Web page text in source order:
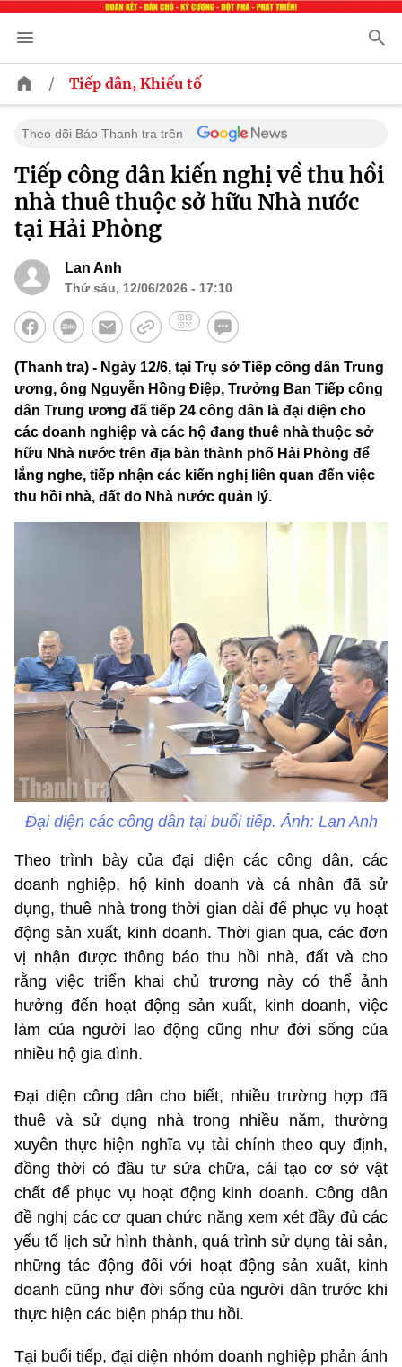
/ Tiếp dân, Khiếu tố
Theo dõi Báo Thanh tra trên
Tiếp công dân kiến nghị về thu hồi
nhà thuê thuộc sở hữu Nhà nước
tại Hải Phòng
Lan Anh
Thứ sáu, 12/06/2026 - 17:10
(Thanh tra) - Ngày 12/6, tại Trụ sở Tiếp công dân Trung
ương, ông Nguyễn Hồng Điệp, Trưởng Ban Tiếp công
dân Trung ương đã tiếp 24 công dân là đại diện cho
các doanh nghiệp và các hộ đang thuê nhà thuộc sở
hữu Nhà nước trên địa bàn thành phố Hải Phòng để
lắng nghe, tiếp nhận các kiến nghị liên quan đến việc
thu hồi nhà, đất do Nhà nước quản lý.
Đại diện các công dân tại buổi tiếp. Ảnh: Lan Anh
Theo trình bày của đại diện các công dân, các
doanh nghiệp, hộ kinh doanh và cá nhân đã sử
dụng, thuê nhà trong thời gian dài để phục vụ hoạt
động sản xuất, kinh doanh. Thời gian qua, các đơn
vị nhận được thông báo thu hồi nhà, đất và cho
rằng việc triển khai chủ trương này có thể ảnh
hưởng đến hoạt động sản xuất, kinh doanh, việc
làm của người lao động cũng như đời sống của
nhiều hộ gia đình.
Đại diện công dân cho biết, nhiều trường hợp đã
thuê và sử dụng nhà trong nhiều năm, thường
xuyên thực hiện nghĩa vụ tài chính theo quy định,
đồng thời có đầu tư sửa chữa, cải tạo cơ sở vật
chất để phục vụ hoạt động kinh doanh. Công dân
đề nghị các cơ quan chức năng xem xét đầy đủ các
yếu tố lịch sử hình thành, quá trình sử dụng tài sản,
những tác động đối với hoạt động sản xuất, kinh
doanh cũng như đời sống của người dân trước khi
thực hiện các biện pháp thu hồi.
Tại buổi tiếp, đại diện nhóm doanh nghiệp phản ánh